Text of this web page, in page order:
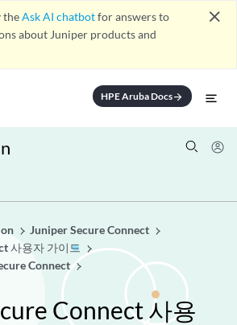
theAsk AI chatbotfor answers to
about Juniper products and
close
HPE Aruba Docsarrow_forward
Juniper Secure Connect
사용자 가이드
Connect
Connect 사용